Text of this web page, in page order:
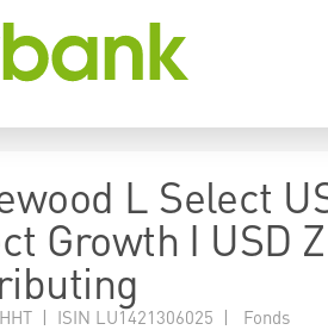
L Select
Growth I USD Z
| ISIN LU1421306025 | Fonds